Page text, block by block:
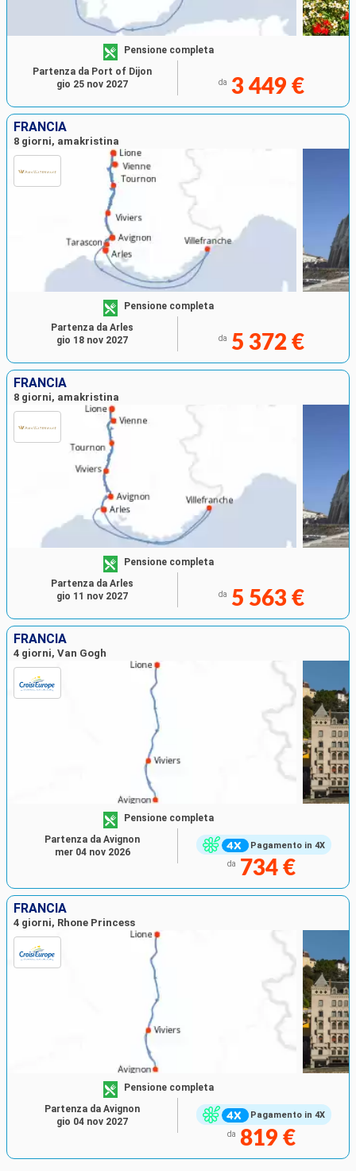
Pensione completa
da 3 449 €
Partenza da Port of Dijon
gio 25 nov 2027
FRANCIA
8 giorni, amakristina
Pensione completa
da 5 372 €
Partenza da Arles
gio 18 nov 2027
FRANCIA
8 giorni, amakristina
Pensione completa
da 5 563 €
Partenza da Arles
gio 11 nov 2027
FRANCIA
4 giorni, Van Gogh
Pagamento in 4X
Pensione completa
da 734 €
Partenza da Avignon
mer 04 nov 2026
FRANCIA
4 giorni, Rhone Princess
Pagamento in 4X
Pensione completa
da 819 €
Partenza da Avignon
gio 04 nov 2027